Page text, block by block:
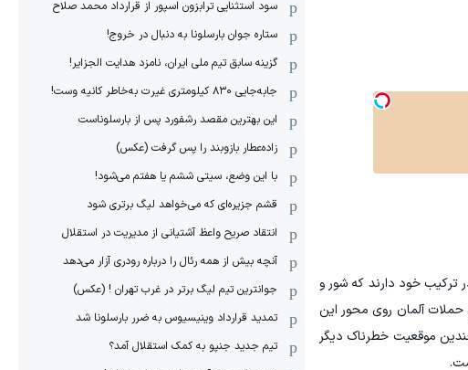
ترکیب خود دارند که شور و
حملات آلمان روی محور این
موقعیت خطرناک دیگر
سود استثنایی ترابزون اسپور از قرارداد محمد صلاح
ستاره جوان بارسلونا به دنبال در خروج!
گزینه سابق تیم ملی ایران، نامزد هدایت الجزایر!
جابه‌جایی ۸۳۰ کیلومتری غیرت به‌خاطر کانیه وست!
این بهترین مقصد رشفورد پس از بارسلوناست
زاده‌عطار بازوبند را پس گرفت (عکس)
با این وضع، سیتی ششم یا هفتم می‌شود!
قشم جزیره‌ای که می‌خواهد لیگ برتری شود
انتقاد صریح واعظ آشتیانی از مدیریت در استقلال
آنچه بیش از همه رئال را درباره رودری آزار می‌دهد
جوانترین تیم لیگ برتر در غرب تهران ! (عکس)
تمدید قرارداد وینیسیوس به ضرر بارسلونا شد
تیم جدید جنپو به کمک استقلال آمد؟